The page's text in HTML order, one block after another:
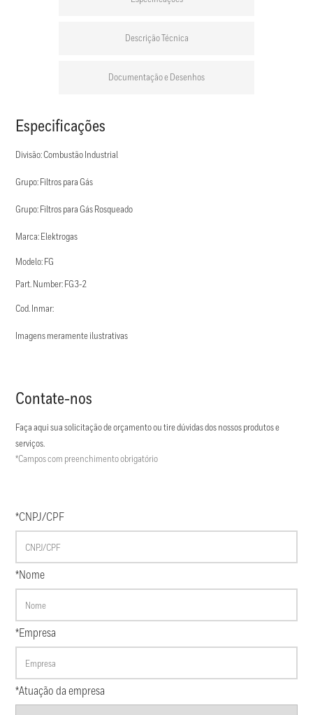
Descrição Técnica
Documentação e Desenhos
Especificações
Divisão: Combustão Industrial
Grupo: Filtros para Gás
Grupo: Filtros para Gás Rosqueado
Marca: Elektrogas
Modelo: FG
Part. Number: FG3-2
Cod. Inmar:
Imagens meramente ilustrativas
Contate-nos
Faça aqui sua solicitação de orçamento ou tire dúvidas dos nossos produtos e
serviços.
*Campos com preenchimento obrigatório
*CNPJ/CPF
*Nome
*Empresa
*Atuação da empresa